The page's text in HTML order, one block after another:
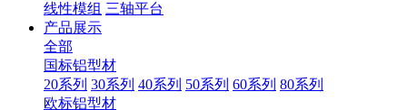
线性模组 三轴平台
产品展示
全部
国标铝型材
20系列 30系列 40系列 50系列 60系列 80系列
欧标铝型材